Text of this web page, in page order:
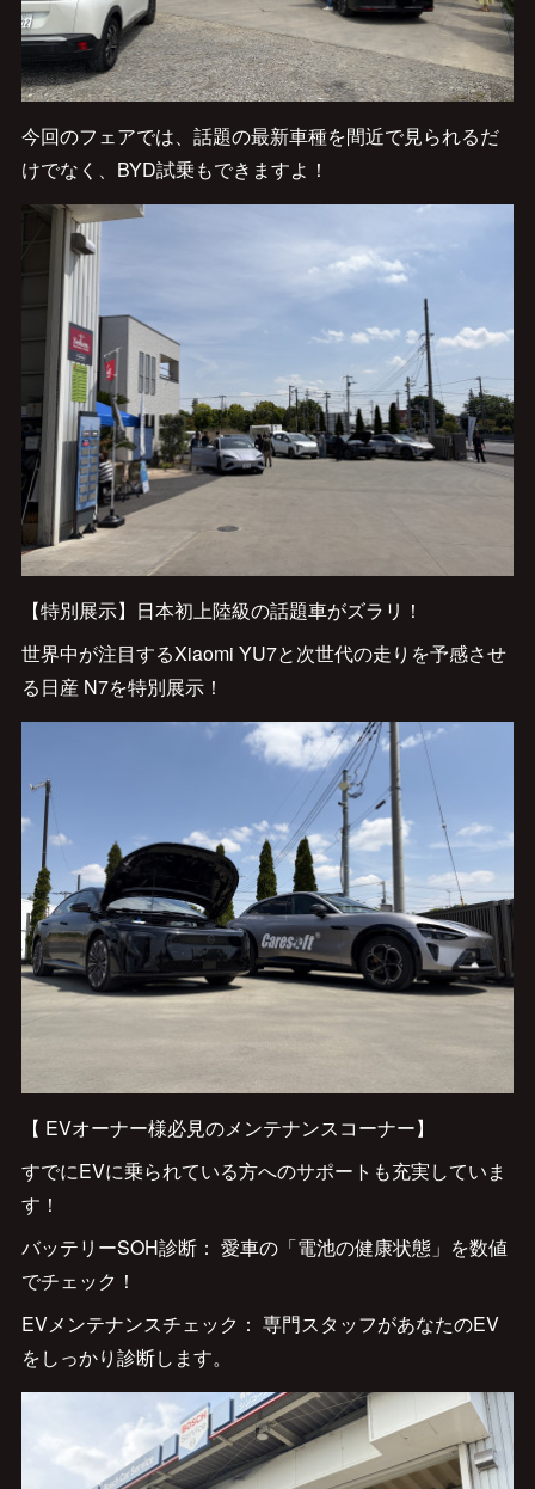
今回のフェアでは、話題の最新車種を間近で見られるだ
けでなく、BYD試乗もできますよ！
【特別展示】日本初上陸級の話題車がズラリ！
世界中が注目するXiaomi YU7と次世代の走りを予感させ
る日産 N7を特別展示！
【 EVオーナー様必見のメンテナンスコーナー】
すでにEVに乗られている方へのサポートも充実していま
す！
バッテリーSOH診断： 愛車の「電池の健康状態」を数値
でチェック！
EVメンテナンスチェック： 専門スタッフがあなたのEV
をしっかり診断します。